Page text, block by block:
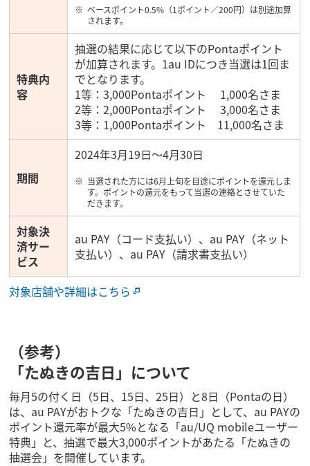
ベースポイント0.5%（1ポイント／200円）は別途加算
されます。
特典内
容
抽選の結果に応じて以下のPontaポイント
が加算されます。1au IDにつき当選は1回ま
でとなります。
1等：3,000Pontaポイント 1,000名さま
2等：2,000Pontaポイント 3,000名さま
3等：1,000Pontaポイント 11,000名さま
期間
2024年3月19日～4月30日
当選された方には6月上旬を目途にポイントを還元しま
す。ポイントの還元をもって当選の連絡とさせていた
だきます。
対象決
済サー
ビス
au PAY（コード支払い）、au PAY（ネット
支払い）、au PAY（請求書支払い）
対象店舗や詳細はこちら
（参考）
「たぬきの吉日」について
毎月5の付く日（5日、15日、25日）と8日（Pontaの日）
は、au PAYがおトクな「たぬきの吉日」として、au PAYの
ポイント還元率が最大5%となる「au/UQ mobileユーザー
特典」と、抽選で最大3,000ポイントがあたる「たぬきの
抽選会」を開催しています。